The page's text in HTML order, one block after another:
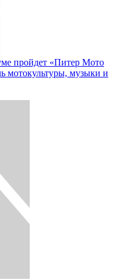
пройдет «Питер Мото
мотокультуры, музыки и